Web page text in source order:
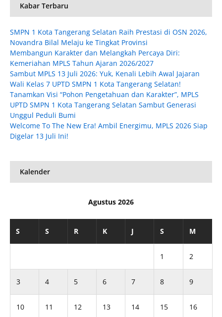
Kabar Terbaru
SMPN 1 Kota Tangerang Selatan Raih Prestasi di OSN 2026,
Novandra Bilal Melaju ke Tingkat Provinsi
Membangun Karakter dan Melangkah Percaya Diri:
Kemeriahan MPLS Tahun Ajaran 2026/2027
Sambut MPLS 13 Juli 2026: Yuk, Kenali Lebih Awal Jajaran
Wali Kelas 7 UPTD SMPN 1 Kota Tangerang Selatan!
Tanamkan Visi “Pohon Pengetahuan dan Karakter”, MPLS
UPTD SMPN 1 Kota Tangerang Selatan Sambut Generasi
Unggul Peduli Bumi
Welcome To The New Era! Ambil Energimu, MPLS 2026 Siap
Digelar 13 Juli Ini!
Kalender
Agustus 2026
S S R K J S M
1 2
3 4 5 6 7 8 9
10 11 12 13 14 15 16